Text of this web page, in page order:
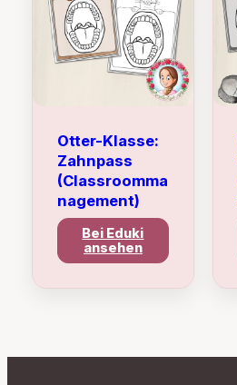
Otter-Klasse:
Zahnpass
(Classroomma
nagement)
Bei Eduki
ansehen